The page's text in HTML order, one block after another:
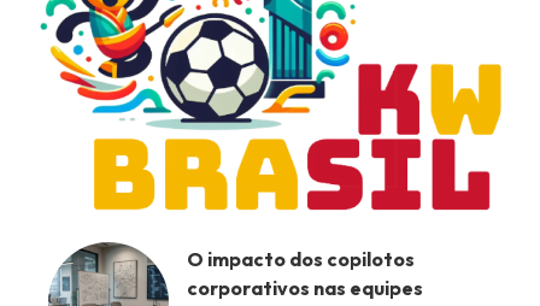
O impacto dos copilotos
corporativos nas equipes